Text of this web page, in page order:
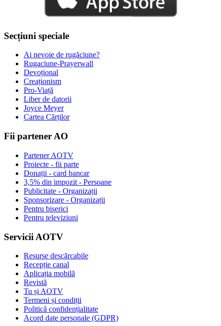
Secțiuni speciale
Ai nevoie de rugăciune?
Rugaciune-Prayerwall
Devoțional
Creaționism
Pro-Viață
Liber de datorii
Joyce Meyer
Cartea Cărților
Fii partener AO
Partener AOTV
Proiecte - fii parte
Donații - card bancar
3,5% din impozit - Persoane
Publicitate - Organizații
Sponsorizare - Organizații
Pentru biserici
Pentru televiziuni
Servicii AOTV
Resurse descărcabile
Recepție canal
Aplicația mobilă
Revistă
Tu și AOTV
Termeni și condiții
Politică confidențialitate
Acord date personale (GDPR)